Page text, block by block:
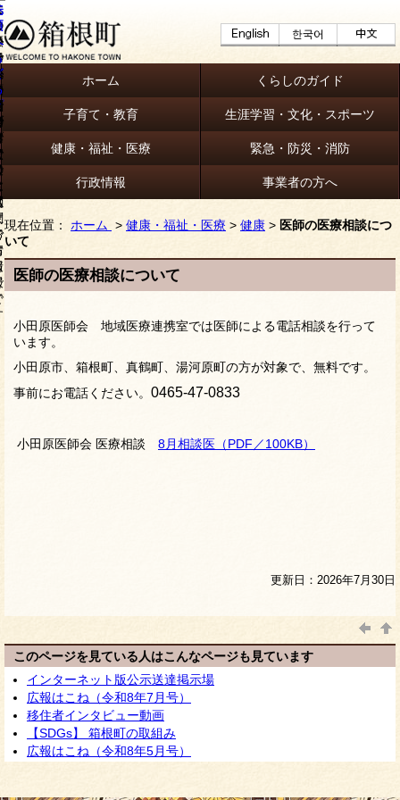
ホーム くらしのガイド
子育て・教育 生涯学習・文化・スポーツ
健康・福祉・医療 緊急・防災・消防
行政情報 事業者の方へ
現在位置： ホーム > 健康・福祉・医療 > 健康 > 医師の医療相談につ
いて
医師の医療相談について
小田原医師会 地域医療連携室では医師による電話相談を行って
います。
小田原市、箱根町、真鶴町、湯河原町の方が対象で、無料です。
事前にお電話ください。 0465-47-0833
小田原医師会 医療相談 8月相談医（PDF／100KB）
更新日：2026年7月30日
このページを見ている人はこんなページも見ています
インターネット版公示送達掲示場
広報はこね（令和8年7月号）
移住者インタビュー動画
【SDGs】 箱根町の取組み
広報はこね（令和8年5月号）